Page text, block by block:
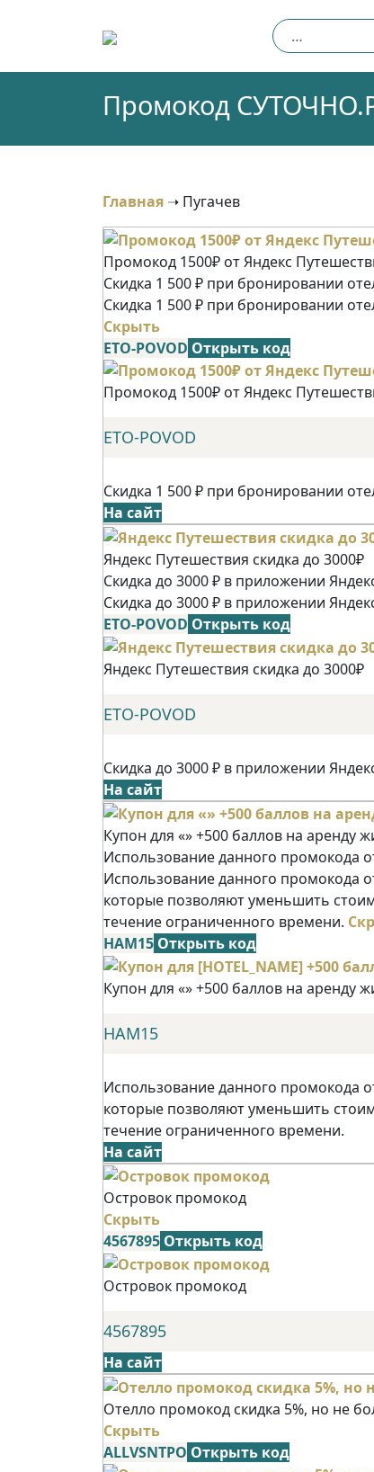
Найти:
Промокод
Главная ➝ Пугачев
Промокод 1500₽ от Яндекс
Скидка 1 500 ₽ при бронировании
Скидка 1 500 ₽ при бронировании
Скрыть
ETO-POVOD Открыть код
Промокод 1500₽ от Яндекс
ETO-POVOD
Скидка 1 500 ₽ при бронировании
На сайт
Яндекс Путешествия скидка до 3000₽
Скидка до 3000 ₽ в приложении
Скидка до 3000 ₽ в приложении
ETO-POVOD Открыть код
Яндекс Путешествия скидка до 3000₽
ETO-POVOD
Скидка до 3000 ₽ в приложении
На сайт
Купон для «» +500 баллов на аренду
Использование данного промокода
Использование данного промокода
которые позволяют уменьшить
течение ограниченного времени.
НАМ15 Открыть код
Купон для «» +500 баллов на аренду
НАМ15
Использование данного промокода
которые позволяют уменьшить
течение ограниченного времени.
На сайт
Островок промокод
Скрыть
4567895 Открыть код
Островок промокод
4567895
На сайт
Отелло промокод скидка 5%, но не
Скрыть
ALLVSNTPO Открыть код